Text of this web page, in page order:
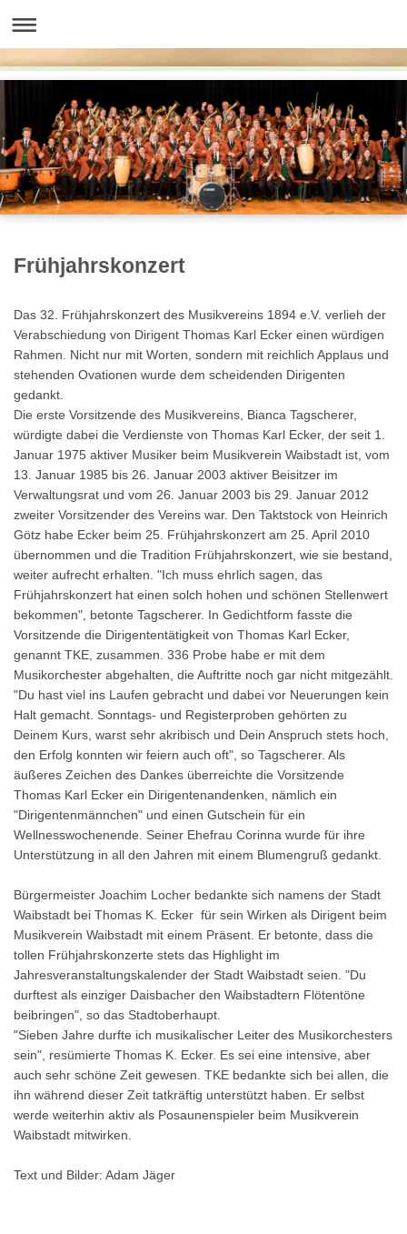
Frühjahrskonzert
Das 32. Frühjahrskonzert des Musikvereins 1894 e.V. verlieh der
Verabschiedung von Dirigent Thomas Karl Ecker einen würdigen
Rahmen. Nicht nur mit Worten, sondern mit reichlich Applaus und
stehenden Ovationen wurde dem scheidenden Dirigenten
gedankt.
Die erste Vorsitzende des Musikvereins, Bianca Tagscherer,
würdigte dabei die Verdienste von Thomas Karl Ecker, der seit 1.
Januar 1975 aktiver Musiker beim Musikverein Waibstadt ist, vom
13. Januar 1985 bis 26. Januar 2003 aktiver Beisitzer im
Verwaltungsrat und vom 26. Januar 2003 bis 29. Januar 2012
zweiter Vorsitzender des Vereins war. Den Taktstock von Heinrich
Götz habe Ecker beim 25. Frühjahrskonzert am 25. April 2010
übernommen und die Tradition Frühjahrskonzert, wie sie bestand,
weiter aufrecht erhalten. "Ich muss ehrlich sagen, das
Frühjahrskonzert hat einen solch hohen und schönen Stellenwert
bekommen", betonte Tagscherer. In Gedichtform fasste die
Vorsitzende die Dirigententätigkeit von Thomas Karl Ecker,
genannt TKE, zusammen. 336 Probe habe er mit dem
Musikorchester abgehalten, die Auftritte noch gar nicht mitgezählt.
"Du hast viel ins Laufen gebracht und dabei vor Neuerungen kein
Halt gemacht. Sonntags- und Registerproben gehörten zu
Deinem Kurs, warst sehr akribisch und Dein Anspruch stets hoch,
den Erfolg konnten wir feiern auch oft", so Tagscherer. Als
äußeres Zeichen des Dankes überreichte die Vorsitzende
Thomas Karl Ecker ein Dirigentenandenken, nämlich ein
"Dirigentenmännchen" und einen Gutschein für ein
Wellnesswochenende. Seiner Ehefrau Corinna wurde für ihre
Unterstützung in all den Jahren mit einem Blumengruß gedankt.
Bürgermeister Joachim Locher bedankte sich namens der Stadt
Waibstadt bei Thomas K. Ecker für sein Wirken als Dirigent beim
Musikverein Waibstadt mit einem Präsent. Er betonte, dass die
tollen Frühjahrskonzerte stets das Highlight im
Jahresveranstaltungskalender der Stadt Waibstadt seien. "Du
durftest als einziger Daisbacher den Waibstadtern Flötentöne
beibringen", so das Stadtoberhaupt.
"Sieben Jahre durfte ich musikalischer Leiter des Musikorchesters
sein", resümierte Thomas K. Ecker. Es sei eine intensive, aber
auch sehr schöne Zeit gewesen. TKE bedankte sich bei allen, die
ihn während dieser Zeit tatkräftig unterstützt haben. Er selbst
werde weiterhin aktiv als Posaunenspieler beim Musikverein
Waibstadt mitwirken.
Text und Bilder: Adam Jäger